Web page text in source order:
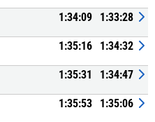
1:34:09 1:33:28
1:35:16 1:34:32
1:35:31 1:34:47
1:35:53 1:35:06